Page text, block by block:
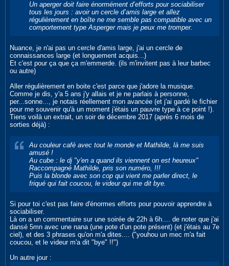
Un aperger doit faire énormément d’efforts pour sociabiliser
tous les jours : avoir un cercle d’amis large et allez
régulièrement en boîte ne me semble pas compatible avec un
comportement type Asperger mais je peux me tromper.
Nuance, je n'ai pas un cercle d'amis large, j'ai un cercle de
connaissances large (et longuement acquis...)
Et c'est pour ça que ça m'emmerde. (ils m'invitent pas à leur barbec
ou autre)
Aller régulièrement en boite c'est parce que j'adore la musique.
Comme je dis, y'a 5 ans j'y allais et je ne parlais à personne,
per...sonne..., je notais réellement mon avancée (et j'ai gardé le fichier
pour me souvenir qu'à un moment j'étais un pauvre type à ce point !).
Tiens voilà un extrait, un soir de décembre 2017 (après 6 mois de
sorties déjà) :
Au couleur café avec tout le monde et Mathilde, là me suis
amusé !
Au cube : le dj "y'en a quand ils viennent on est heureux"
Raccompagné Mathilde, pris son numéro, !!!
Puis la blonde avec son cop qui vient me parler direct, le
friqué qui fait coucou, le videur qui me dit bye.
Si pour toi c'est pas faire d'énormes efforts pour pouvoir apprendre à
sociabiliser.
Là on a un commentaire sur une soirée de 22h à 6h.... de noter que j'ai
dansé 5mn avec une nana (une pote d'un pote présent) (et j'étais au 7e
ciel), et des 3 phrases qu'on m'a dites.... ("youhou un mec m'a fait
coucou, et le videur m'a dit "bye" !!")
Un autre jour :